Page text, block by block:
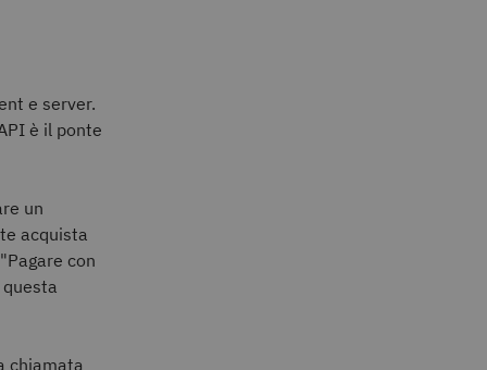
e server.
è il ponte
un
acquista
con
chiamata